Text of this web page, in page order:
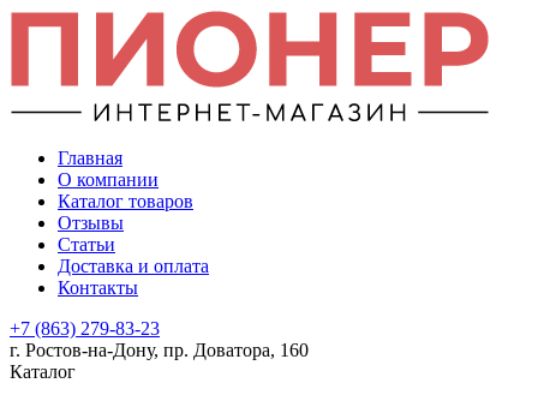
Главная
О компании
Каталог товаров
Отзывы
Статьи
Доставка и оплата
Контакты
+7 (863) 279-83-23
г. Ростов-на-Дону, пр. Доватора, 160
Каталог